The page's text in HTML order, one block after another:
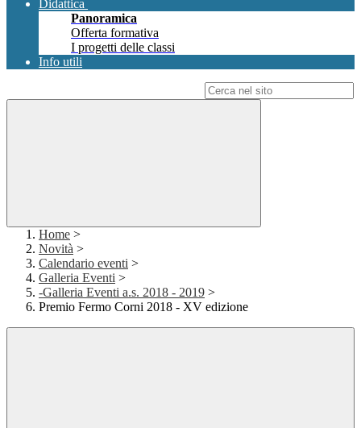
Didattica
Panoramica
Offerta formativa
I progetti delle classi
Info utili
Home >
Novità >
Calendario eventi >
Galleria Eventi >
-Galleria Eventi a.s. 2018 - 2019 >
Premio Fermo Corni 2018 - XV edizione